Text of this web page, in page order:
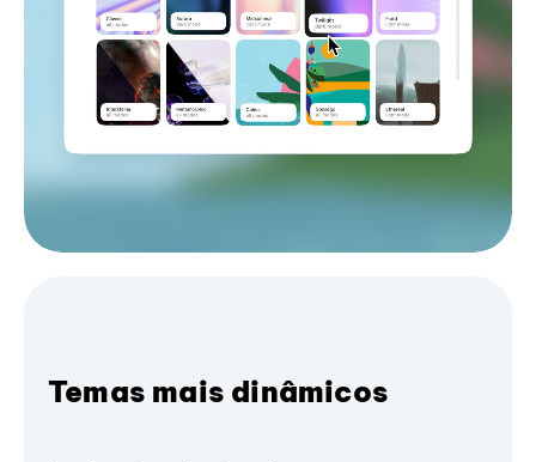
Temas mais dinâmicos